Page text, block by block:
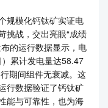
规模化钙钛矿实证电
挑战，交出亮眼“成绩
的运行数据显示，电
累计发电量达58.47
期间组件无衰减。这
行数据验证了钙钛矿
能与可靠性，也为海